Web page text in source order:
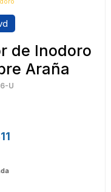
de Inodoro
Araña
U